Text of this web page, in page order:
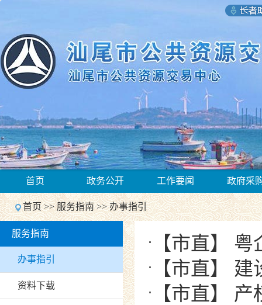
Previous
Next
1
Previous
首页 政务公开 工作要闻 政府采
首页>>服务指南>>办事指引
服务指南
办事指引
资料下载
【市直】
【市直】
【市直】